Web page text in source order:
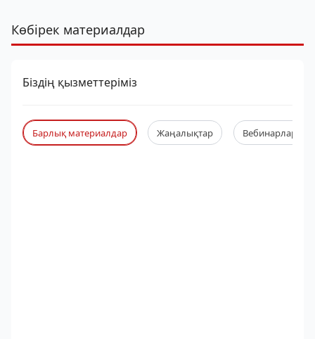
Көбірек материалдар
Біздің қызметтеріміз
Барлық материалдар Жаңалықтар Вебинарлар